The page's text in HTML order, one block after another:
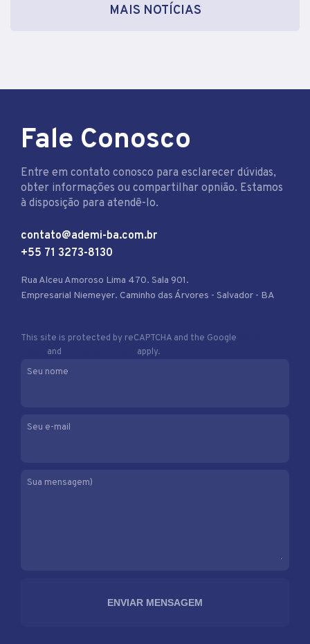
MAIS NOTÍCIAS
Fale Conosco
Entre em contato conosco para esclarecer dúvidas,
obter informações ou compartilhar opnião. Estamos
à disposição para atendê-lo.
contato@ademi-ba.com.br
+55 71 3273-8130
Rua Alceu Amoroso Lima 470. Sala 901.
Empresarial Niemeyer. Caminho das Árvores - Salvador - BA
This site is protected by reCAPTCHA and the Google
and
apply.
Seu nome
Seu e-mail
Sua mensagem)